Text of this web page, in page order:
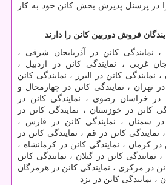
در پرسنل پذیرش بخش کانن خود به کار
فروش دوربین کانن را دارند
، نمایندگی کانن در آذربایجان شرقی ،
غربی ، نمایندگی کانن در اردبیل ،
نمایندگی کانن در البرز ، نمایندگی کانن
در تهران ، نمایندگی کانن در چهارمحال و
در خراسان رضوی ، نمایندگی کانن در
کانن در خوزستان ، نمایندگی کانن در
در سمنان ، نمایندگی کانن در فارس ،
نمایندگی کانن در قم ، نمایندگی کانن در
در کرمان ، نمایندگی کانن در کرمانشاه ،
نمایندگی کانن در گیلان ، نمایندگی کانن
در مرکزی ، نمایندگی کانن در هرمزگان
، نمایندگی کانن در یزد